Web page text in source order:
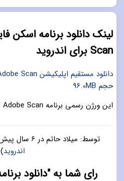
Scan برای اندروید
حجم 96.0MB
این ورژن رسمی برنامه Adobe Scan است.
توسط: میلاد حاتم در 6 سال پیش
اندروید)